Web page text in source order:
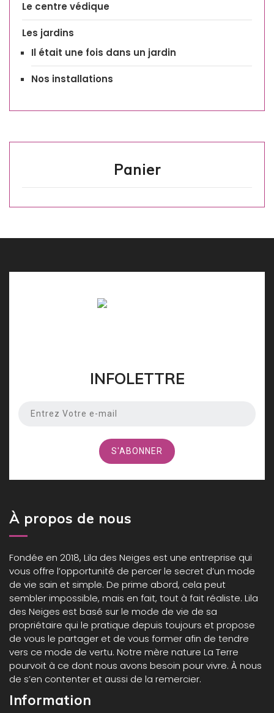
Le centre védique
Les jardins
Il était une fois dans un jardin
Nos installations
Panier
INFOLETTRE
À propos de nous
Fondée en 2018, Lila des Neiges est une entreprise qui
vous offre l’opportunité de percer le secret d’un mode
de vie sain et simple. De prime abord, cela peut
sembler impossible, mais en fait, tout à fait réaliste. Lila
des Neiges est basé sur le mode de vie de sa
propriétaire qui le pratique depuis toujours et propose
de vous le partager et de vous former afin de tendre
vers ce mode de vertu. Notre mère nature La Terre
pourvoit à ce dont nous avons besoin pour vivre. À nous
de s’en contenter et aussi de la remercier.
Information